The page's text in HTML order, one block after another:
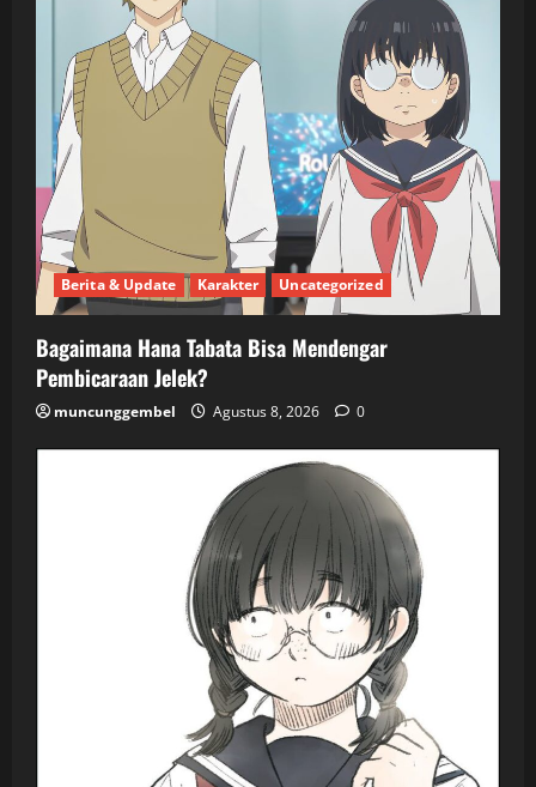
Berita & Update Karakter Uncategorized
Bagaimana Hana Tabata Bisa Mendengar
Pembicaraan Jelek?
muncunggembel Agustus 8, 2026 0